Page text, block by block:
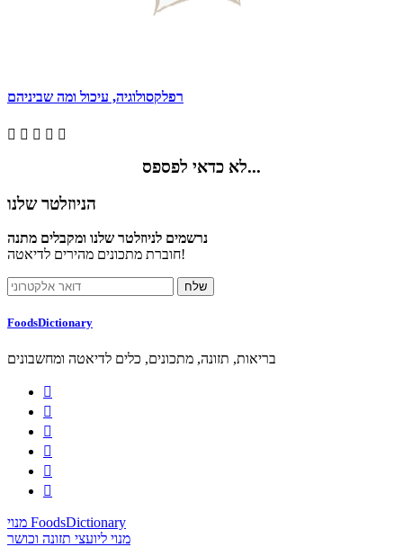
רפלקסולוגיה, עיכול ומה שביניהם
    
לא כדאי לפספס...
הניוזלטר שלנו
נרשמים לניוזלטר שלנו ומקבלים מתנה
חוברת מתכונים מהירים לדיאטה!
FoodsDictionary
בריאות, תזונה, מתכונים, כלים לדיאטה ומחשבונים






מנוי FoodsDictionary
מנוי ליועצי תזונה וכושר